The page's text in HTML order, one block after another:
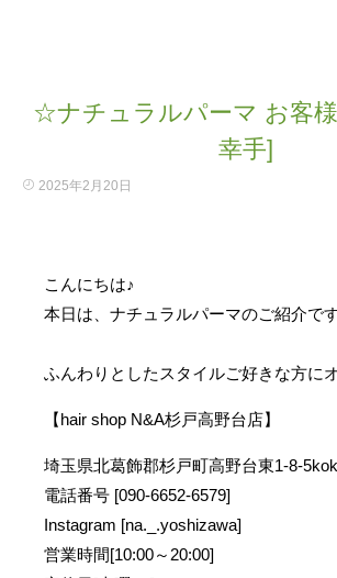
☆ナチュラルパーマ お客
幸手]
2025年2月20日
こんにちは♪
本日は、ナチュラルパーマのご紹介です
ふんわりとしたスタイルご好きな方に
【hair shop N&A杉戸高野台店】
埼玉県北葛飾郡杉戸町高野台東1-8-
電話番号 [090-6652-6579]
Instagram [na._.yoshizawa]
営業時間[10:00～20:00]